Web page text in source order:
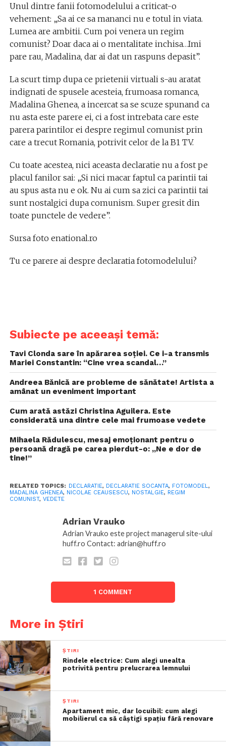
Unul dintre fanii fotomodelului a criticat-o
vehement: „Sa ai ce sa mananci nu e totul in viata.
Lumea are ambitii. Cum poi venera un regim
comunist? Doar daca ai o mentalitate inchisa…Imi
pare rau, Madalina, dar ai dat un raspuns depasit”.
La scurt timp dupa ce prietenii virtuali s-au aratat
indignati de spusele acesteia, frumoasa romanca,
Madalina Ghenea, a incercat sa se scuze spunand ca
nu asta este parere ei, ci a fost intrebata care este
parera parintilor ei despre regimul comunist prin
care a trecut Romania, potrivit celor de la B1 TV.
Cu toate acestea, nici aceasta declaratie nu a fost pe
placul fanilor sai: „Si nici macar faptul ca parintii tai
au spus asta nu e ok. Nu ai cum sa zici ca parintii tai
sunt nostalgici dupa comunism. Super gresit din
toate punctele de vedere”.
Sursa foto enational.ro
Tu ce parere ai despre declaratia fotomodelului?
Subiecte pe aceeași temă:
Tavi Clonda sare în apărarea soției. Ce i-a transmis
Mariei Constantin: “Cine vrea scandal…”
Andreea Bănică are probleme de sănătate! Artista a
amânat un eveniment important
Cum arată astăzi Christina Aguilera. Este
considerată una dintre cele mai frumoase vedete
Mihaela Rădulescu, mesaj emoționant pentru o
persoană dragă pe carea pierdut-o: „Ne e dor de
tine!”
RELATED TOPICS: DECLARATIE, DECLARATIE SOCANTA, FOTOMODEL,
MADALINA GHENEA, NICOLAE CEAUSESCU, NOSTALGIE, REGIM
COMUNIST, VEDETE
Adrian Vrauko
Adrian Vrauko este project managerul site-ului
huff.ro Contact: adrian@huff.ro
1 COMMENT
More in Știri
ȘTIRI
Rindele electrice: Cum alegi unealta
potrivită pentru prelucrarea lemnului
ȘTIRI
Apartament mic, dar locuibil: cum alegi
mobilierul ca să câștigi spațiu fără renovare